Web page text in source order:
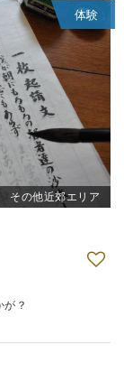
体験
その他近郊エリア
？